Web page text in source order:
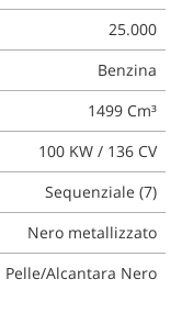
25.000
Benzina
1499 Cm³
100 KW / 136 CV
Sequenziale (7)
Nero metallizzato
Pelle/Alcantara Nero